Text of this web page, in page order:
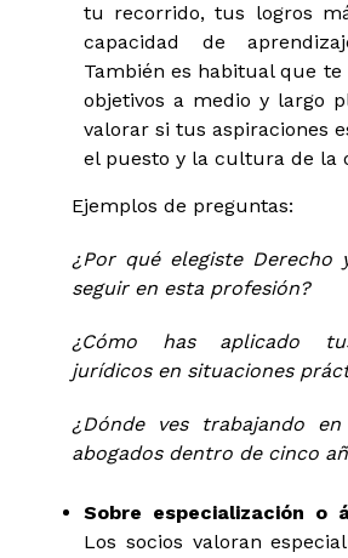
tu recorrido, tus logros
capacidad de
También es habitual que
objetivos a medio y largo
valorar si tus aspiraciones
el puesto y la cultura de la
Ejemplos de preguntas:
¿Por qué elegiste
seguir en esta profesión?
¿Cómo has aplicado
jurídicos en situaciones
¿Dónde ves trabajando
abogados dentro de cinco
Sobre especialización o
Los socios valoran